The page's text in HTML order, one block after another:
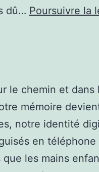
dû… Poursuivre la
le chemin et dans
mémoire
notre identité
en téléphone
les mains